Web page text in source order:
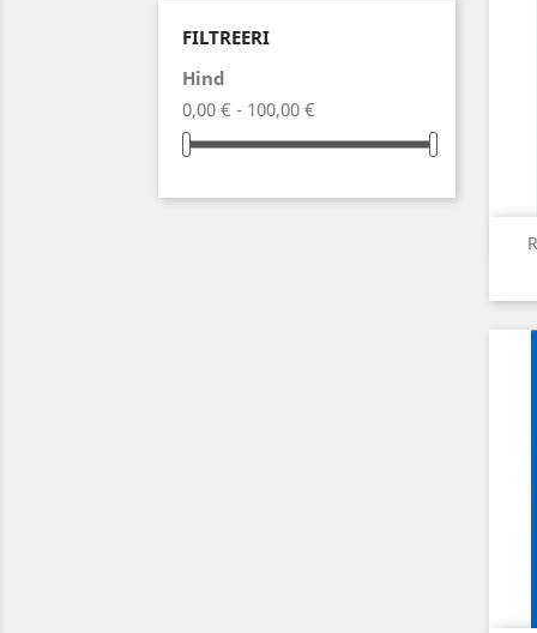
FILTREERI
Hind
0,00 € - 100,00 €